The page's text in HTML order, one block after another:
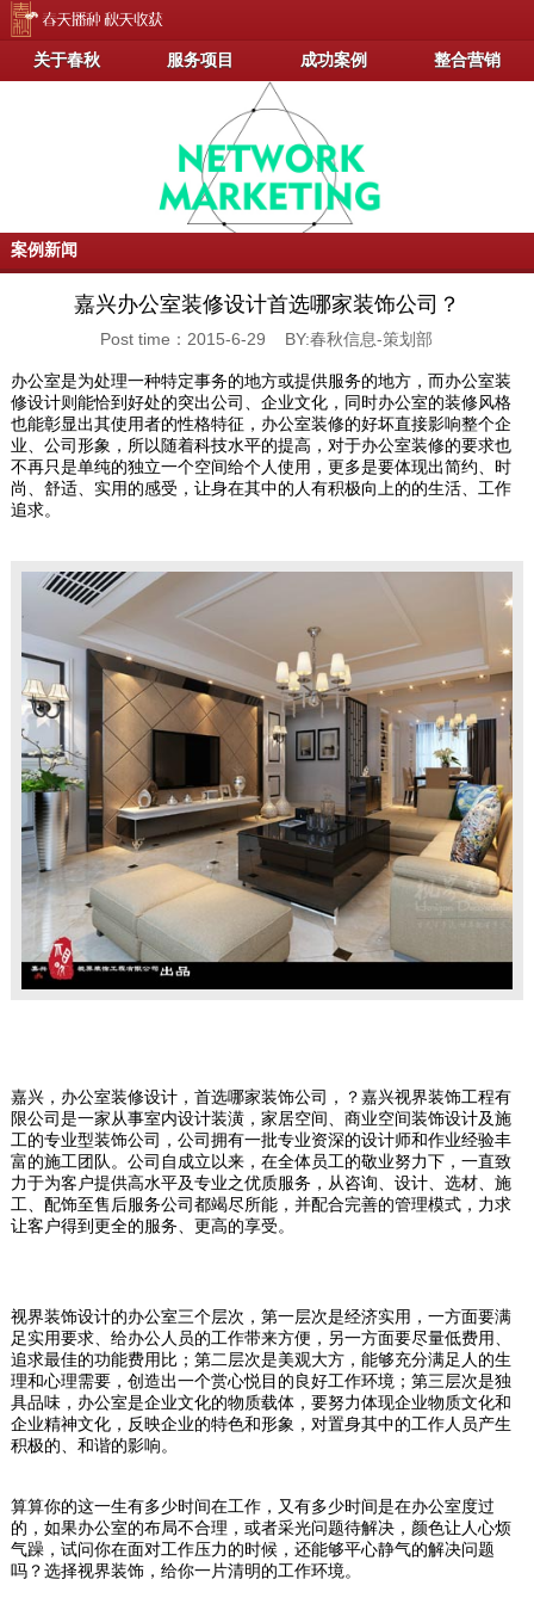
关于春秋 服务项目 成功案例 整合营销
案例新闻
嘉兴办公室装修设计首选哪家装饰公司？
Post time：2015-6-29 BY:春秋信息-策划部
办公室是为处理一种特定事务的地方或提供服务的地方，而办公室装
修设计则能恰到好处的突出公司、企业文化，同时办公室的装修风格
也能彰显出其使用者的性格特征，办公室装修的好坏直接影响整个企
业、公司形象，所以随着科技水平的提高，对于办公室装修的要求也
不再只是单纯的独立一个空间给个人使用，更多是要体现出简约、时
尚、舒适、实用的感受，让身在其中的人有积极向上的的生活、工作
追求。
嘉兴，办公室装修设计，首选哪家装饰公司，？嘉兴视界装饰工程有
限公司是一家从事室内设计装潢，家居空间、商业空间装饰设计及施
工的专业型装饰公司，公司拥有一批专业资深的设计师和作业经验丰
富的施工团队。公司自成立以来，在全体员工的敬业努力下，一直致
力于为客户提供高水平及专业之优质服务，从咨询、设计、选材、施
工、配饰至售后服务公司都竭尽所能，并配合完善的管理模式，力求
让客户得到更全的服务、更高的享受。
视界装饰设计的办公室三个层次，第一层次是经济实用，一方面要满
足实用要求、给办公人员的工作带来方便，另一方面要尽量低费用、
追求最佳的功能费用比；第二层次是美观大方，能够充分满足人的生
理和心理需要，创造出一个赏心悦目的良好工作环境；第三层次是独
具品味，办公室是企业文化的物质载体，要努力体现企业物质文化和
企业精神文化，反映企业的特色和形象，对置身其中的工作人员产生
积极的、和谐的影响。
算算你的这一生有多少时间在工作，又有多少时间是在办公室度过
的，如果办公室的布局不合理，或者采光问题待解决，颜色让人心烦
气躁，试问你在面对工作压力的时候，还能够平心静气的解决问题
吗？选择视界装饰，给你一片清明的工作环境。